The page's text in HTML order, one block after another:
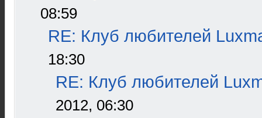
08:59
RE: Клуб любителей
18:30
RE: Клуб любителей
2012, 06:30